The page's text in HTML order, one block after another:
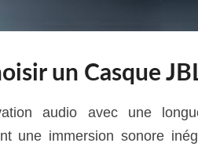
un Casque
audio avec une
une immersion sonore